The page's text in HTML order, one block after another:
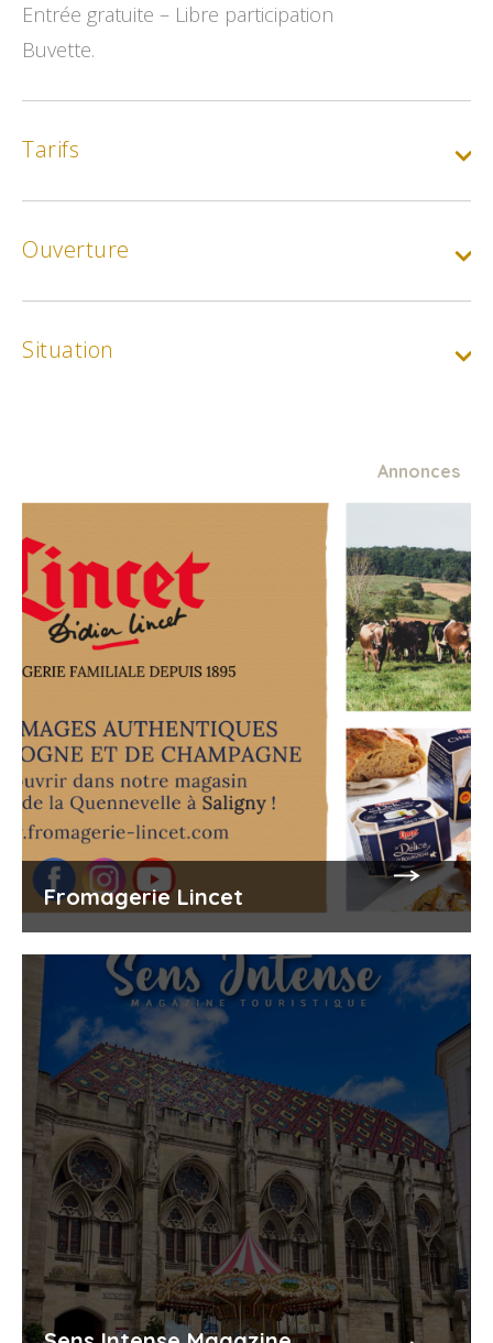
Entrée gratuite – Libre participation
Buvette.
Tarifs
Gratuit
Ouverture
Situation
Annonces
Fromagerie Lincet